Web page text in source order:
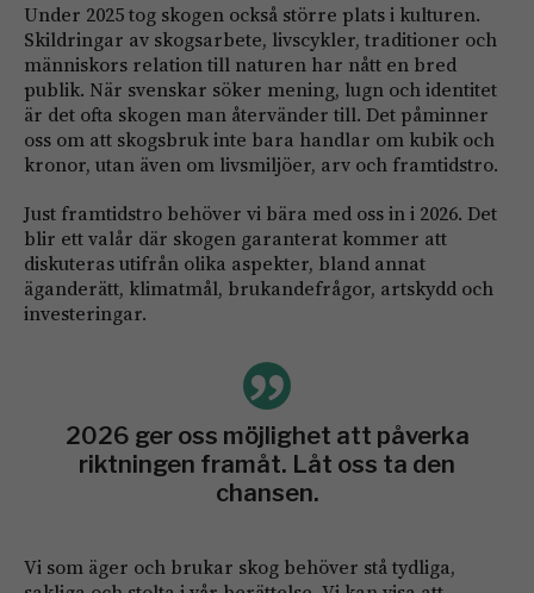
Under 2025 tog skogen också större plats i kulturen.
Skildringar av skogsarbete, livscykler, traditioner och
människors relation till naturen har nått en bred
publik. När svenskar söker mening, lugn och identitet
är det ofta skogen man återvänder till. Det påminner
oss om att skogsbruk inte bara handlar om kubik och
kronor, utan även om livsmiljöer, arv och framtidstro.
Just framtidstro behöver vi bära med oss in i 2026. Det
blir ett valår där skogen garanterat kommer att
diskuteras utifrån olika aspekter, bland annat
äganderätt, klimatmål, brukandefrågor, artskydd och
investeringar.
2026 ger oss möjlighet att påverka
riktningen framåt. Låt oss ta den
chansen.
Vi som äger och brukar skog behöver stå tydliga,